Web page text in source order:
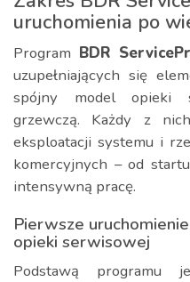
uruchomienia po
Program BDR
uzupełniających się
spójny model opieki
grzewczą. Każdy z
eksploatacji systemu i
komercyjnych – od
intensywną pracę.
Pierwsze
opieki serwisowej
Podstawą programu